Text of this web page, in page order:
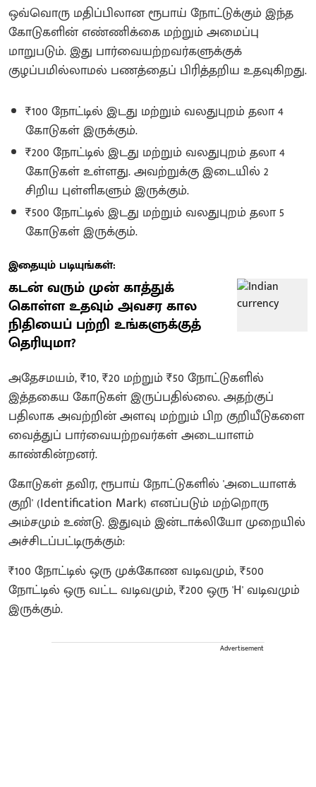
ஒவ்வொரு மதிப்பிலான ரூபாய் நோட்டுக்கும் இந்த
கோடுகளின் எண்ணிக்கை மற்றும் அமைப்பு
மாறுபடும். இது பார்வையற்றவர்களுக்குக்
குழப்பமில்லாமல் பணத்தைப் பிரித்தறிய உதவுகிறது.
₹100 நோட்டில் இடது மற்றும் வலதுபுறம் தலா 4
கோடுகள் இருக்கும்.
₹200 நோட்டில் இடது மற்றும் வலதுபுறம் தலா 4
கோடுகள் உள்ளது. அவற்றுக்கு இடையில் 2
சிறிய புள்ளிகளும் இருக்கும்.
₹500 நோட்டில் இடது மற்றும் வலதுபுறம் தலா 5
கோடுகள் இருக்கும்.
இதையும் படியுங்கள்:
கடன் வரும் முன் காத்துக்
கொள்ள உதவும் அவசர கால
நிதியைப் பற்றி உங்களுக்குத்
தெரியுமா?
அதேசமயம், ₹10, ₹20 மற்றும் ₹50 நோட்டுகளில்
இத்தகைய கோடுகள் இருப்பதில்லை. அதற்குப்
பதிலாக அவற்றின் அளவு மற்றும் பிற குறியீடுகளை
வைத்துப் பார்வையற்றவர்கள் அடையாளம்
காண்கின்றனர்.
கோடுகள் தவிர, ரூபாய் நோட்டுகளில் 'அடையாளக்
குறி' (Identification Mark) எனப்படும் மற்றொரு
அம்சமும் உண்டு. இதுவும் இன்டாக்லியோ முறையில்
அச்சிடப்பட்டிருக்கும்:
₹100 நோட்டில் ஒரு முக்கோண வடிவமும், ₹500
நோட்டில் ஒரு வட்ட வடிவமும், ₹200 ஒரு 'H' வடிவமும்
இருக்கும்.
Advertisement